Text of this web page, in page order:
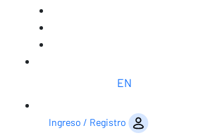
EN
Ingreso / Registro